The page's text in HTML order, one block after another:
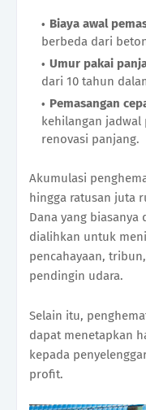
Biaya awal
berbeda dari
Umur pakai
dari 10 tahun
Pemasangan
kehilangan
renovasi panjang.
Akumulasi
hingga ratusan juta
Dana yang
dialihkan untuk
pencahayaan,
pendingin udara.
Selain itu,
dapat menetapkan
kepada
profit.